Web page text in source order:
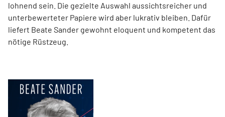
lohnend sein. Die gezielte Auswahl aussichtsreicher und
unterbewerteter Papiere wird aber lukrativ bleiben. Dafür
liefert Beate Sander gewohnt eloquent und kompetent das
nötige Rüstzeug.